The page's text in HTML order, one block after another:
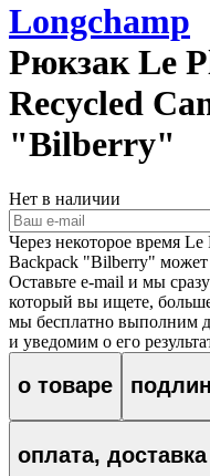
Longchamp
Рюкзак Le
Recycled
"Bilberry"
Нет в наличии
Через некоторое время Le
Backpack "Bilberry" может
Оставьте e‑mail и мы
который вы ищете,
мы бесплатно выполним
и уведомим о его
о товаре
оплата, доставка